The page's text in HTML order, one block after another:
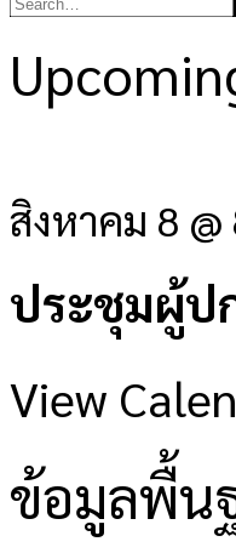
สิงหาคม 8 @
ประชุมผู้ป
View
ข้อมูลพื้น